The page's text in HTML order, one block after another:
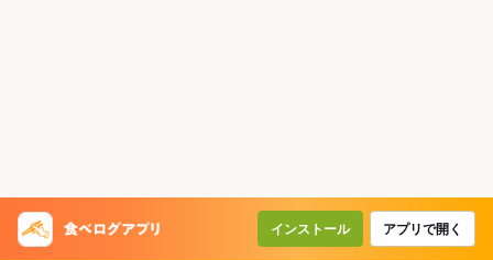
インストール アプリで開く